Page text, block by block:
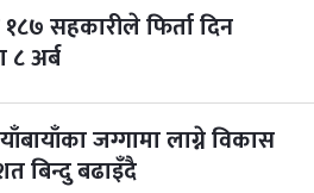
सहकारीले फिर्ता दिन
अर्ब
जग्गामा लाग्ने विकास
बिन्दु बढाइँदै